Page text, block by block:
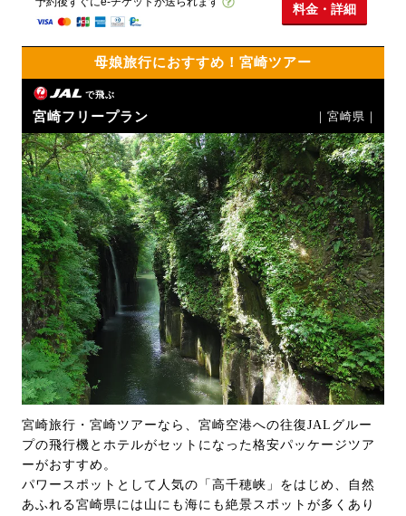
料金・詳細
母娘旅行におすすめ！宮崎ツアー
で飛ぶ
宮崎フリープラン ｜宮崎県｜
宮崎旅行・宮崎ツアーなら、宮崎空港への往復JALグルー
プの飛行機とホテルがセットになった格安パッケージツア
ーがおすすめ。
パワースポットとして人気の「高千穂峡」をはじめ、自然
あふれる宮崎県には山にも海にも絶景スポットが多くあり